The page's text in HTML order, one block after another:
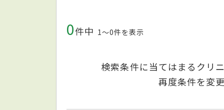
0件中 1〜0件を表示
検索条件に当てはまるクリ
再度条件を変